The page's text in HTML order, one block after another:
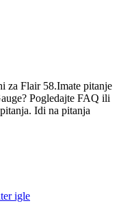
za Flair 58.Imate pitanje
Pogledajte FAQ ili
Idi na pitanja